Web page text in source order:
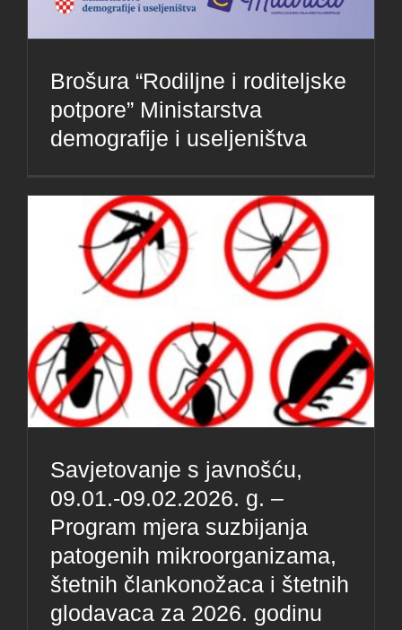
Brošura “Rodiljne i roditeljske
potpore” Ministarstva
demografije i useljeništva
Savjetovanje s javnošću,
09.01.-09.02.2026. g. –
Program mjera suzbijanja
patogenih mikroorganizama,
štetnih člankonožaca i štetnih
glodavaca za 2026. godinu